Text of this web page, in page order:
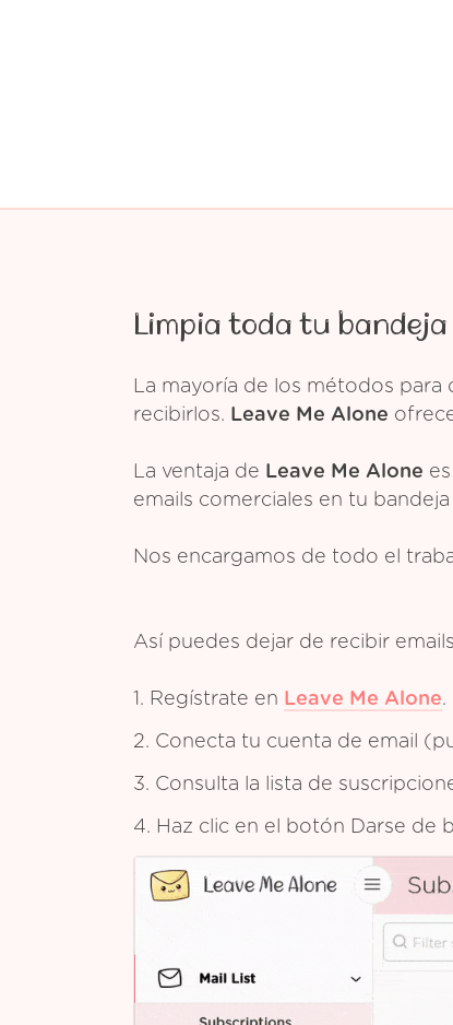
Limpia toda tu
La mayoría de los métodos
recibirlos. Leave Me Alone
La ventaja de Leave Me Alone
emails comerciales en tu
Nos encargamos de todo el
Así puedes dejar de recibir
1. Regístrate en Leave Me Alone.
2. Conecta tu cuenta de email
3. Consulta la lista de
4. Haz clic en el botón Darse de